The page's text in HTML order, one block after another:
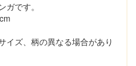
ガです。
イズ、柄の異なる場合があり